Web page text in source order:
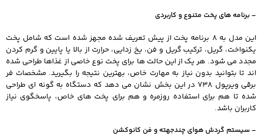
– برنامه های پخت متنوع و کاربردی
این مدل به 8 برنامه پخت از پیش تعریف شده مجهز شده است که شامل پخت
یکنواخت، گریل، ترکیب گریل و فن، یخ زدایی، حرارت از بالا یا پایین و گرم کردن
مجدد می شود. هر یک از این حالت ها برای پخت نوع خاصی از غذاها طراحی شده
اند تا بتوانید بدون نیاز به مهارت خاص، بهترین نتیجه را بگیرید. مشخصات فر
برقی ویرپول 738 در این بخش نشان می دهد که دستگاه به گونه ای طراحی
شده تا هم برای استفاده روزمره و هم برای پخت های خاص، پاسخگوی نیاز
کاربران باشد.
– سیستم گردش هوای چندجهته و فن کانوکشن